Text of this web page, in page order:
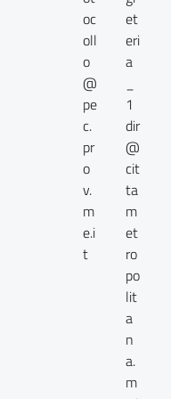
oc
oll
o
@
pe
c.
pr
o
v.
m
e.i
t
et
eri
a
1
dir
@
cit
ta
m
et
ro
po
lit
a
n
a.
m